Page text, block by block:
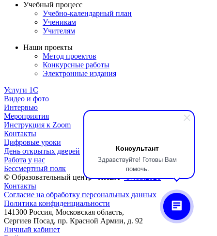
Консультант
Здравствуйте! Готовы Вам
помочь.
Учебный процесс
Учебно-календарный план
Ученикам
Учителям
Наши проекты
Метод проектов
Конкурсные работы
Электронные издания
Услуги 1C
Видео и фото
Интервью
Мероприятия
Инструкция к Zoom
Контакты
Цифровые уроки
День открытых дверей
Работа у нас
Бессмертный полк
© Образовательный центр «НИВА»07.08.2026
Контакты
Согласие на обработку персональных данных
Политика конфиденциальности
141300 Россия, Московская область,
Сергиев Посад, пр. Красной Армии, д. 92
Личный кабинет